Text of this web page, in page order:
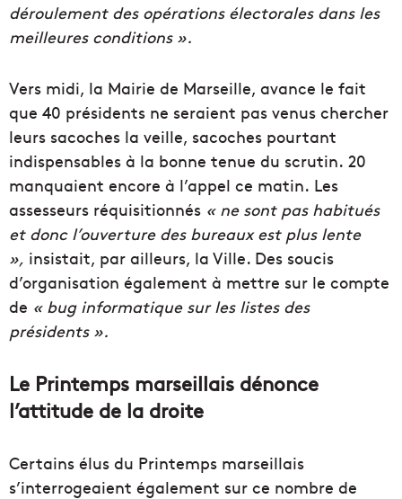
déroulement des opérations électorales dans les
meilleures conditions ».
Vers midi, la Mairie de Marseille, avance le fait
que 40 présidents ne seraient pas venus chercher
leurs sacoches la veille, sacoches pourtant
indispensables à la bonne tenue du scrutin. 20
manquaient encore à l’appel ce matin. Les
assesseurs réquisitionnés « ne sont pas habitués
et donc l’ouverture des bureaux est plus lente
», insistait, par ailleurs, la Ville. Des soucis
d’organisation également à mettre sur le compte
de « bug informatique sur les listes des
présidents ».
Le Printemps marseillais dénonce
l’attitude de la droite
Certains élus du Printemps marseillais
s’interrogeaient également sur ce nombre de